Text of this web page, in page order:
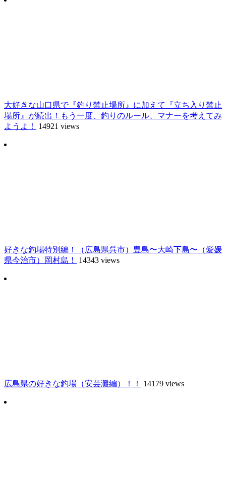
大好きな山口県で『釣り禁止場所』に加えて『立ち入り禁止
場所』が続出！もう一度、釣りのルール、マナーを考えてみ
ようよ！
14921 views
好きな釣場特別編！（広島県呉市）豊島〜大崎下島〜（愛媛
県今治市）岡村島！
14343 views
広島県の好きな釣場（安芸灘編）！！ 14179 views